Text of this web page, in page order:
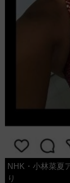
NHK・小林菜夏
り